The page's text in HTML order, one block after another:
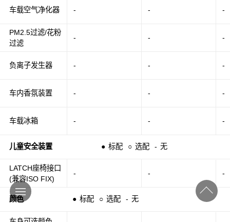
车载空气净化器
PM2.5过滤/花粉
过滤
负离子发生器
车内香氛装置
车载冰箱
儿童安全装置 ● 标配 ○ 选配 - 无
LATCH座椅接口
(兼容ISO FIX)
颜色 ● 标配 ○ 选配 - 无
- - -
- - -
- - -
- - -
- - -
- - -